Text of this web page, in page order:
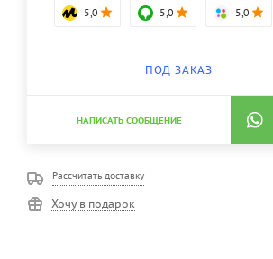
5,0 5,0 5,0
ПОД ЗАКАЗ
НАПИСАТЬ СООБЩЕНИЕ
Рассчитать доставку
Хочу в подарок